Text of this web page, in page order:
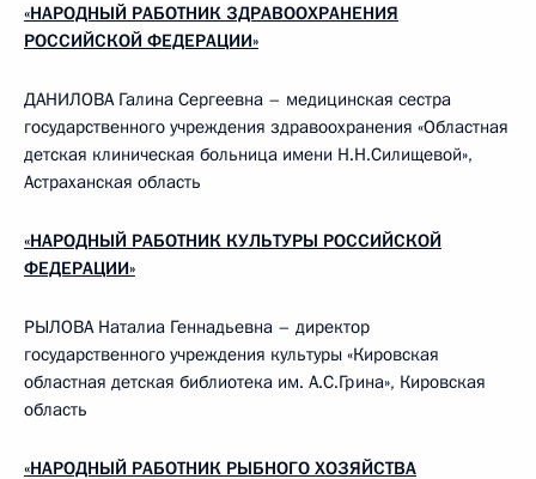
«НАРОДНЫЙ РАБОТНИК ЗДРАВООХРАНЕНИЯ
РОССИЙСКОЙ ФЕДЕРАЦИИ»
ДАНИЛОВА Галина Сергеевна – медицинская сестра
государственного учреждения здравоохранения «Областная
детская клиническая больница имени Н.Н.Силищевой»,
Астраханская область
«НАРОДНЫЙ РАБОТНИК КУЛЬТУРЫ РОССИЙСКОЙ
ФЕДЕРАЦИИ»
РЫЛОВА Наталиа Геннадьевна – директор
государственного учреждения культуры «Кировская
областная детская библиотека им. А.С.Грина», Кировская
область
«НАРОДНЫЙ РАБОТНИК РЫБНОГО ХОЗЯЙСТВА